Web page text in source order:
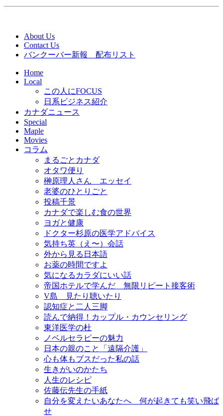
About Us
Contact Us
バンクーバー新報 配布リスト
Home
Local
この人にFOCUS
日系ビジネス紹介
カナダニュース
Special
Maple
Movies
コラム
まるごとカナダ
オタワ便り
榊原理人さん エッセイ
老婆のひとりごと
投稿千景
カナダで楽しむ食の世界
ヨガと健康
ドクター杉原の医学アドバイス
気持ち英（え〜）会話
外から見る日本語
お薬の時間ですよ
気になるカラダにいい話
帝国ホテルで学んだ 無限リピート接客術
V島 見たり聴いたり
認知症と二人三脚
読んで納得！カップル・カウンセリング
東洋医学の杜
ノベルセラピーの魅力
日本の親のこと「遠隔介護」
心も体もブスだった私の話
生きがいのかたち
人生のレシピ
佐藤伝先生の手紙
自分を変えたいあなたへ 何が起きても笑い飛ば
せ